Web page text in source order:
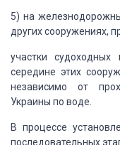
5) на
других сооружениях,
участки судоходных
середине этих
независимо от
Украины по воде.
В процессе
последовательных